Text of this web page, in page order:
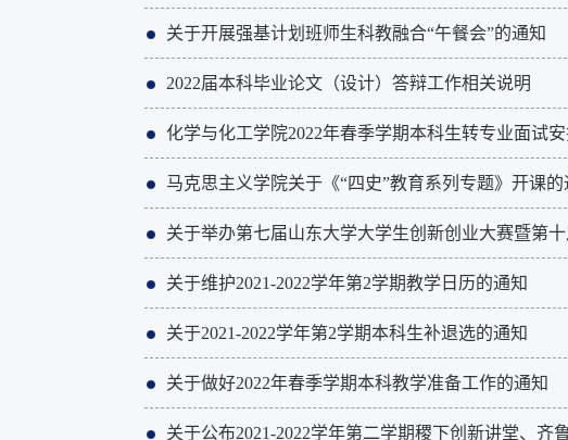
关于开展强基计划班师生科教融合“午餐会”的通知
2022届本科毕业论文（设计）答辩工作相关说明
化学与化工学院2022年春季学期本科生转专业面试
马克思主义学院关于《“四史”教育​系列专题》开课的
关于举办第七届山东大学大学生创新创业大赛暨第
关于维护2021-2022学年第2学期教学日历的通知
关于2021-2022学年第2学期本科生补退选的通知
关于做好2022年春季学期本科教学准备工作的通知
关于公布2021-2022学年第二学期稷下创新讲堂、齐